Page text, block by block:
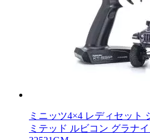
ミニッツ4×4 レディセット
ミテッド ルビコン グラナ